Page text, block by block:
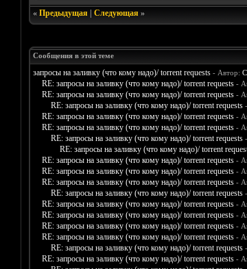
« Предыдущая| Следующая»
Сообщения в этой теме
запросы на заливку (что кому надо)/ torrent requests - Автор:
RE: запросы на заливку (что кому надо)/ torrent requests -
RE: запросы на заливку (что кому надо)/ torrent requests -
RE: запросы на заливку (что кому надо)/ torrent requests
RE: запросы на заливку (что кому надо)/ torrent requests -
RE: запросы на заливку (что кому надо)/ torrent requests -
RE: запросы на заливку (что кому надо)/ torrent requests
RE: запросы на заливку (что кому надо)/ torrent
RE: запросы на заливку (что кому надо)/ torrent requests -
RE: запросы на заливку (что кому надо)/ torrent requests -
RE: запросы на заливку (что кому надо)/ torrent requests -
RE: запросы на заливку (что кому надо)/ torrent requests
RE: запросы на заливку (что кому надо)/ torrent requests -
RE: запросы на заливку (что кому надо)/ torrent requests -
RE: запросы на заливку (что кому надо)/ torrent requests -
RE: запросы на заливку (что кому надо)/ torrent requests -
RE: запросы на заливку (что кому надо)/ torrent requests
RE: запросы на заливку (что кому надо)/ torrent requests -